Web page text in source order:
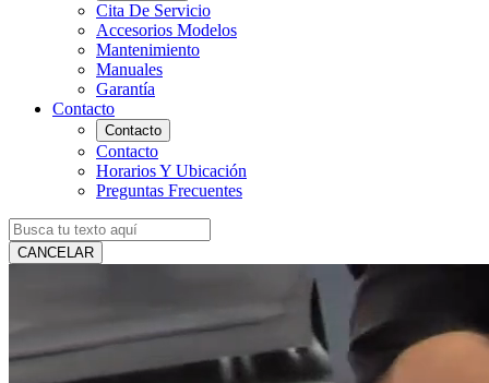
Cita De Servicio
Accesorios Modelos
Mantenimiento
Manuales
Garantía
Contacto
Contacto
Contacto
Horarios Y Ubicación
Preguntas Frecuentes
CANCELAR